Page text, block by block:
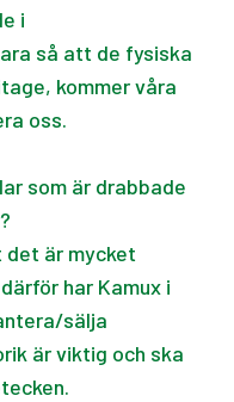
i
så att de fysiska
kommer våra
oss.
som är drabbade
det är mycket
har Kamux i
sälja
är viktig och ska